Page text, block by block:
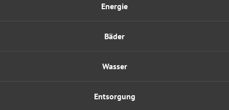
Energie
Wasser
Bäder
Entsorgung